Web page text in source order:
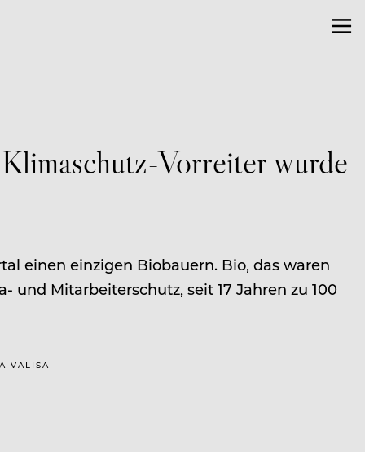
Vorreiter wurde
einen einzigen Biobauern. Bio, das waren
und Mitarbeiterschutz, seit 17 Jahren zu 100
VALISA